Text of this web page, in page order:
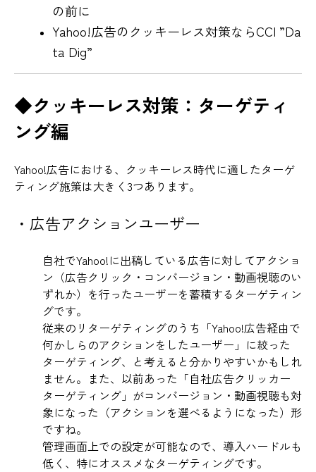
の前に
Yahoo!広告のクッキーレス対策ならCCI ”Da
ta Dig”
◆クッキーレス対策：ターゲティ
ング編
Yahoo!広告における、クッキーレス時代に適したターゲ
ティング施策は大きく3つあります。
・広告アクションユーザー
自社でYahoo!に出稿している広告に対してアクショ
ン（広告クリック・コンバージョン・動画視聴のい
ずれか）を行ったユーザーを蓄積するターゲティン
グです。
従来のリターゲティングのうち「Yahoo!広告経由で
何かしらのアクションをしたユーザー」に絞った
ターゲティング、と考えると分かりやすいかもしれ
ません。また、以前あった「自社広告クリッカー
ターゲティング」がコンバージョン・動画視聴も対
象になった（アクションを選べるようになった）形
ですね。
管理画面上での設定が可能なので、導入ハードルも
低く、特にオススメなターゲティングです。